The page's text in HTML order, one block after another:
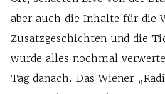
aber auch die Inhalte für die
Zusatzgeschichten und die
wurde alles nochmal
Tag danach. Das Wiener